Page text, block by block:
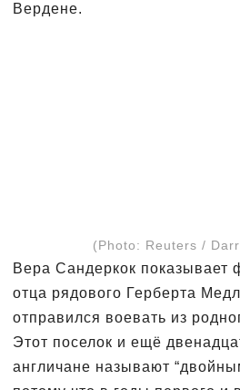
Вердене.
(Photo: Reuters /
Вера Сандеркок показывает
отца рядового Герберта
отправился воевать из
Этот поселок и ещё
англичане называют